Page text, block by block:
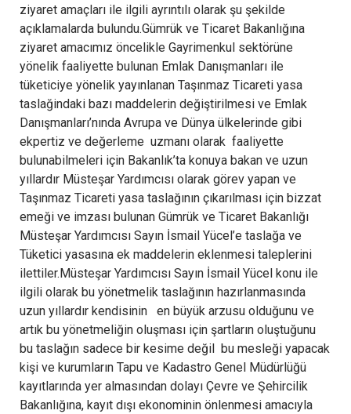
ziyaret amaçları ile ilgili ayrıntılı olarak şu şekilde
açıklamalarda bulundu.Gümrük ve Ticaret Bakanlığına
ziyaret amacımız öncelikle Gayrimenkul sektörüne
yönelik faaliyette bulunan Emlak Danışmanları ile
tüketiciye yönelik yayınlanan Taşınmaz Ticareti yasa
taslağindaki bazı maddelerin değiştirilmesi ve Emlak
Danışmanları’nında Avrupa ve Dünya ülkelerinde gibi
ekpertiz ve değerleme uzmanı olarak faaliyette
bulunabilmeleri için Bakanlık’ta konuya bakan ve uzun
yıllardır Müsteşar Yardımcısı olarak görev yapan ve
Taşınmaz Ticareti yasa taslağının çıkarılması için bizzat
emeği ve imzası bulunan Gümrük ve Ticaret Bakanlığı
Müsteşar Yardımcısı Sayın İsmail Yücel’e taslağa ve
Tüketici yasasına ek maddelerin eklenmesi taleplerini
ilettiler.Müsteşar Yardımcısı Sayın İsmail Yücel konu ile
ilgili olarak bu yönetmelik taslağının hazırlanmasında
uzun yıllardır kendisinin en büyük arzusu olduğunu ve
artık bu yönetmeliğin oluşması için şartların oluştuğunu
bu taslağın sadece bir kesime değil bu mesleği yapacak
kişi ve kurumların Tapu ve Kadastro Genel Müdürlüğü
kayıtlarında yer almasından dolayı Çevre ve Şehircilik
Bakanlığına, kayıt dışı ekonominin önlenmesi amacıyla